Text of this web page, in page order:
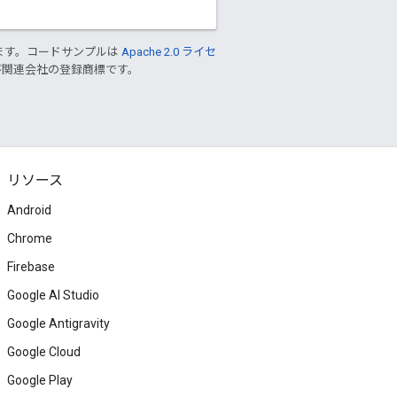
。コードサンプルは Apache 2.0 ライセ
連会社の登録商標です。
リソース
Android
Chrome
Firebase
Google AI Studio
Google Antigravity
Google Cloud
Google Play